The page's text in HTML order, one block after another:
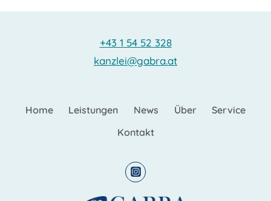
+43 1 54 52 328
kanzlei@gabra.at
Home Leistungen News Über
Service
Kontakt